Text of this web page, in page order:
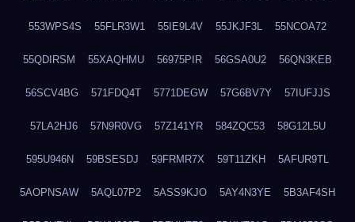
553WPS4S 55FLR3W1 55IE9L4V 55JKJF3L 55NCOA72
55QDIRSM 55XAQHMU 56975PIR 56GSA0U2 56QN3KEB
56SCV4BG 571FDQ4T 5771DEGW 57G6BV7Y 57IUFJJS
57LA2HJ6 57N9R0VG 57Z141YR 584ZQC53 58G12L5U
595U946N 59BSESDJ 59FRMR7X 59T11ZKH 5AFUR9TL
5AOPNSAW 5AQL07P2 5ASS9KJO 5AY4N3YE 5B3AF4SH